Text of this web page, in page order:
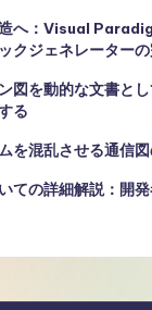
へ：Visual
クジェネレーター
図を動的な文書と
る
を混乱させる通信
ての詳細解説：開